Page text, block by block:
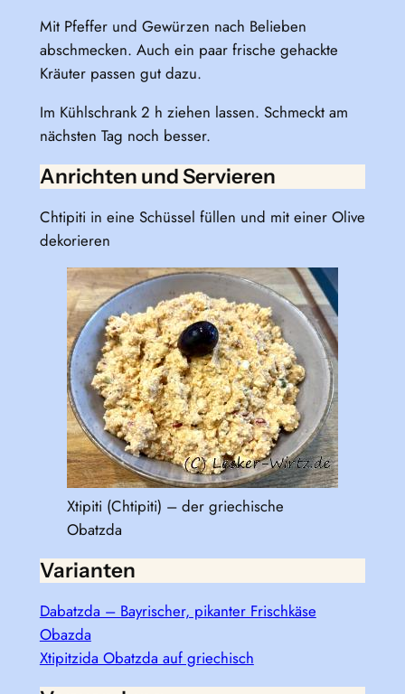
Mit Pfeffer und Gewürzen nach Belieben
abschmecken. Auch ein paar frische gehackte
Kräuter passen gut dazu.
Im Kühlschrank 2 h ziehen lassen. Schmeckt am
nächsten Tag noch besser.
Anrichten und Servieren
Chtipiti in eine Schüssel füllen und mit einer Olive
dekorieren
Xtipiti (Chtipiti) – der griechische
Obatzda
Varianten
Dabatzda – Bayrischer, pikanter Frischkäse
Obazda
Xtipitzida Obatzda auf griechisch